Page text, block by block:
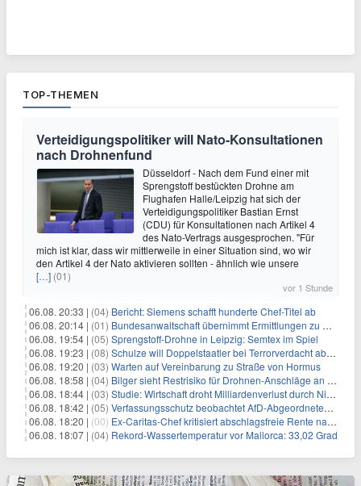
TOP-THEMEN
Verteidigungspolitiker will Nato-Konsultationen
nach Drohnenfund
Düsseldorf - Nach dem Fund einer mit
Sprengstoff bestückten Drohne am
Flughafen Halle/Leipzig hat sich der
Verteidigungspolitiker Bastian Ernst
(CDU) für Konsultationen nach Artikel 4
des Nato-Vertrags ausgesprochen. "Für
mich ist klar, dass wir mittlerweile in einer Situation sind, wo wir
den Artikel 4 der Nato aktivieren sollten - ähnlich wie unsere
[…] (01)
vor 1 Stunde
06.08. 20:33 | (04) Bericht: Siemens schafft hunderte Chef-Titel ab
06.08. 20:14 | (01) Bundesanwaltschaft übernimmt Ermittlungen zu Drohnenvorfall
06.08. 19:54 | (05) Sprengstoff-Drohne in Leipzig: Semtex im Spiel
06.08. 19:23 | (08) Schulze will Doppelstaatler bei Terrorverdacht abschieben
06.08. 19:20 | (03) Warten auf Vereinbarung zu Straße von Hormus
06.08. 18:58 | (04) Bilger sieht Restrisiko für Drohnen-Anschläge an Flughäfen
06.08. 18:44 | (03) Studie: Wirtschaft droht Milliardenverlust durch Niedrigwasser
06.08. 18:42 | (05) Verfassungsschutz beobachtet AfD-Abgeordneten Nolte
06.08. 18:20 | (00) Ex-Caritas-Chef kritisiert abschlagsfreie Rente nach 45 Jahren
06.08. 18:07 | (04) Rekord-Wassertemperatur vor Mallorca: 33,02 Grad